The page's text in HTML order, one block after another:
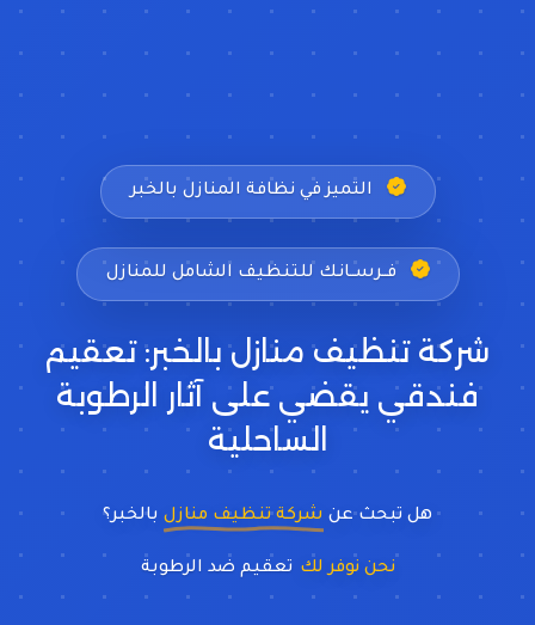
التميز في نظافة المنازل بالخبر
فــرســانـك للتنظيف الشامل للمنازل
شركة تنظيف منازل بالخبر: تعقيم
فندقي يقضي على آثار الرطوبة
الساحلية
هل تبحث عن شركة تنظيف منازل بالخبر؟
نحن نوفر لك تعقيم ضد